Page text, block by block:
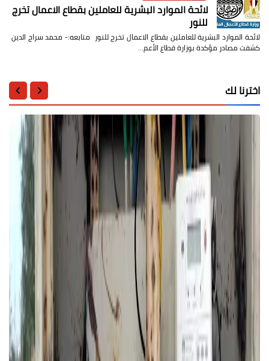
لائحة الموارد البشرية للعاملين بقطاع الاعمال تخرج
للنور
لائحة الموارد البشرية للعاملين بقطاع الاعمال تخرج للنور متابعه:- محمد سراج الدين
كشفت مصادر مؤكدة بوزارة قطاع الأعم…
اخترنا لك